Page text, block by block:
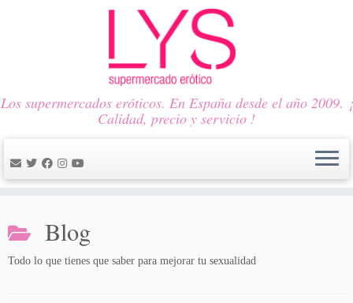
contenido
Los supermercados eróticos. En España desde el año 2009. ¡
Calidad, precio y servicio !
Blog
Todo lo que tienes que saber para mejorar tu sexualidad